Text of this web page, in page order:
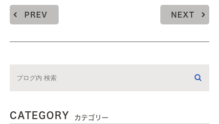
PREV NEXT
CATEGORY カテゴリー